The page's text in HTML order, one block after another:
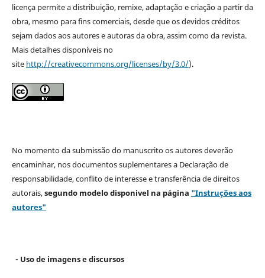
licença permite a distribuição, remixe, adaptação e criação a partir da
obra, mesmo para fins comerciais, desde que os devidos créditos
sejam dados aos autores e autoras da obra, assim como da revista.
Mais detalhes disponíveis no
site http://creativecommons.org/licenses/by/3.0/).
No momento da submissão do manuscrito os autores deverão
encaminhar, nos documentos suplementares a Declaração de
responsabilidade, conflito de interesse e transferência de direitos
autorais,segundo modelodisponivel na página "Instruções aos
autores"
- Uso de imagens e discursos